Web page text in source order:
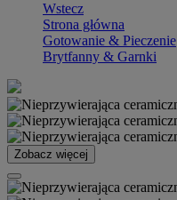
Wstecz
Strona główna
Gotowanie & Pieczenie
Brytfanny & Garnki
Zobacz więcej